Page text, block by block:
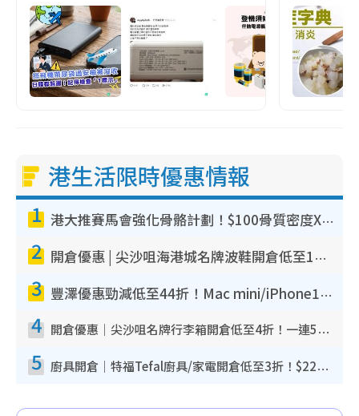
港生活限時優惠情報
1 港大推賽馬會強化骨骼計劃！$100骨質密度X光檢查 完成免費運動訓練送超市禮券！附參加資格
2 開倉優惠 | 尖沙咀海港城名牌波鞋開倉低至1折！On鞋$899起／Joy&Peace鞋履$98起
3 豐澤優惠勁減低至44折！Mac mini/iPhone17Pro大減價！廚房家電$220起
4 開倉優惠｜尖沙咀名牌行李箱開倉低至4折！一連5日 American Tourister/ace./Hallmark $200起！
5 廚具開倉｜特福Tefal廚具/家電開倉低至3折！$220起買平底鍋/炒鑊/湯煲！電飯煲/吸塵機/燙斗$418起